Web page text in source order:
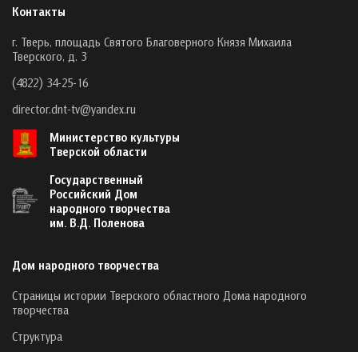
Контакты
г. Тверь, площадь Святого Благоверного Князя Михаила
Тверского, д. 3
(4822) 34-25-16
director.dnt-tv@yandex.ru
Министерство культуры
Тверской области
Государственный
Российский Дом
народного творчества
им. В.Д. Поленова
Дом народного творчества
Страницы истории Тверского областного Дома народного
творчества
Структура